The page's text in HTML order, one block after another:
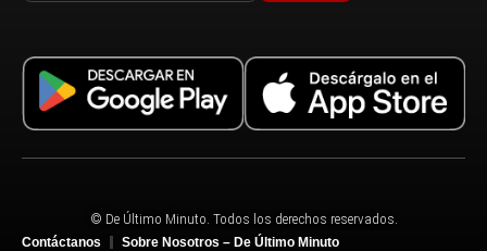
© De Último Minuto. Todos los derechos reservados.
Contáctanos
Sobre Nosotros – De Último Minuto